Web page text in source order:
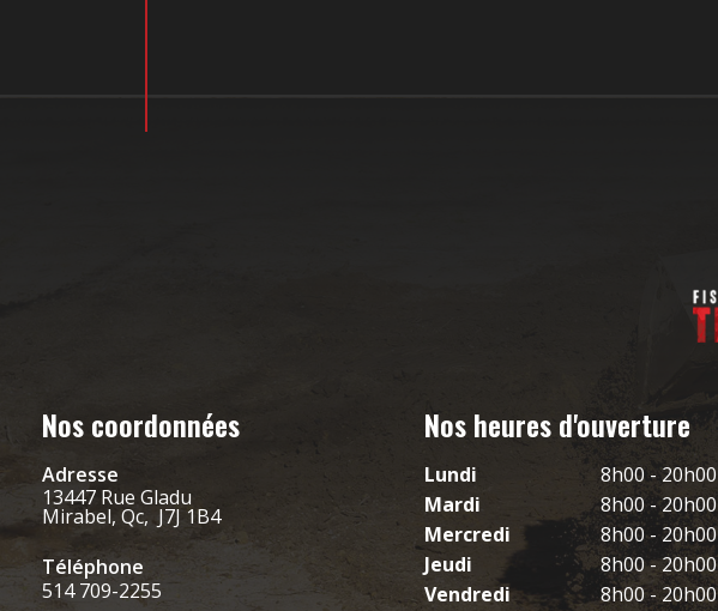
Nos coordonnées
Adresse
13447 Rue Gladu
Mirabel, Qc, J7J 1B4
Téléphone
514 709-2255
Nos heures d'ouverture
Lundi
8h00 - 20h00
Mardi
8h00 - 20h00
Mercredi
8h00 - 20h00
Jeudi
8h00 - 20h00
Vendredi
8h00 - 20h00